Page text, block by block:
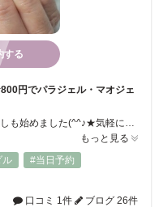
する
円でパラジェル・マオジェ
プライベートサロンもOPEN！！よもぎ蒸しも始めました(^^♪★気軽にジェルネイル・スカルプチュアを楽しんでほしいからと嬉しいプライス設定！！そして細部まで丁寧なケアと高い技術だからこそ叶えてくれるハイセンスでキュートなデザインは◎。シンプル系～華やか系など今の気分に合わせた旬ネイルが楽しめます♪まき爪補正も人気です♪うるつやマオカラーのリピーター続出！！
もっと見る
ル
#当日予約
口コミ 1件
ブログ 26件